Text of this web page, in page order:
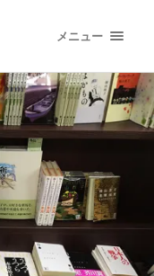
メニュー